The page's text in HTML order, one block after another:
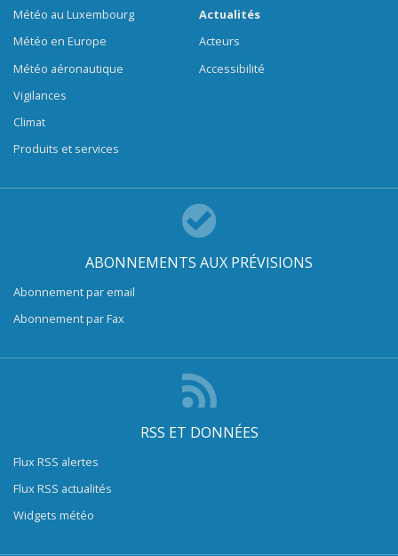
Météo au Luxembourg
Météo en Europe
Météo aéronautique
Vigilances
Climat
Produits et services
Actualités
Acteurs
Accessibilité
ABONNEMENTS AUX PRÉVISIONS
Abonnement par email
Abonnement par Fax
RSS ET DONNÉES
Flux RSS alertes
Flux RSS actualités
Widgets météo